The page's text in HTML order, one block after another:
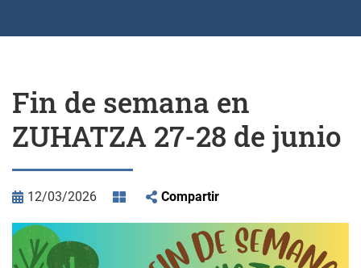
Fin de semana en
ZUHATZA 27-28 de junio
12/03/2026 Compartir